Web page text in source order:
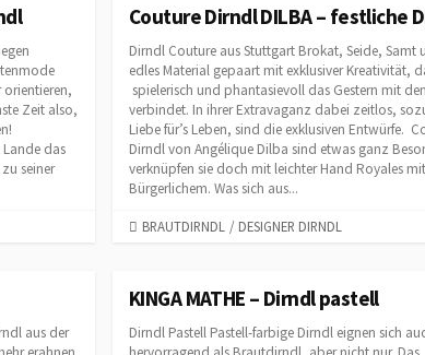
E
O
R
I
E
S
orientieren,
Zeit also,
das
seiner
Couture Dirndl DILBA – festliche
Dirndl Couture aus Stuttgart Brokat, Seide, Samt
edles Material gepaart mit exklusiver Kreativität,
spielerisch und phantasievoll das Gestern mit
verbindet. In ihrer Extravaganz dabei zeitlos,
Liebe für’s Leben, sind die exklusiven Entwürfe.
Dirndl von Angélique Dilba sind etwas ganz
verknüpfen sie doch mit leichter Hand Royales mit
Bürgerlichem. Was sich aus...
C
E
O
BRAUTDIRNDL / DESIGNER DIRNDL
aus der
KINGA MATHE – Dirndl pastell
Dirndl Pastell Pastell-farbige Dirndl eignen sich